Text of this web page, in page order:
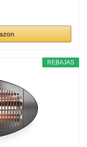
REBAJAS